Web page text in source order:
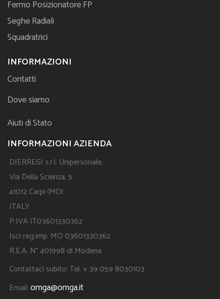
Fermo Posizionatore FP
Seghe Radiali
Squadratrici
INFORMAZIONI
Contatti
Dove siamo
Aiuti di Stato
INFORMAZIONI AZIENDA
DIERREGI s.r.l. Unipersonale,
Via Della Scienza, 5
41012 Carpi (MO)
ITALY
P.IVA IT03601330362
Iscr.reg.imp. MO 03601330362
R.E.A. N° 401998 di Modena
Contattaci subito: Tel. + 39 059 8030103
Email:omga@omga.it